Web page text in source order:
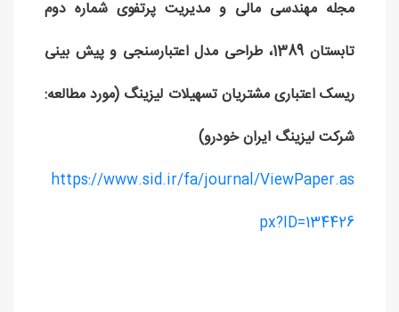
مجله مهندسی مالی و مدیریت پرتفوی شماره دوم
تابستان 1389، طراحی مدل اعتبارسنجی و پیش بینی
ریسک اعتباری مشتریان تسهیلات لیزینگ (مورد مطالعه:
شرکت لیزینگ ایران خودرو)
https://www.sid.ir/fa/journal/ViewPaper.as
px?ID=134426